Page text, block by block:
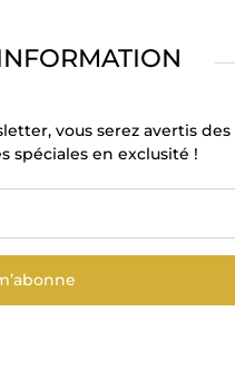
vous serez avertis
spéciales en exclusité !